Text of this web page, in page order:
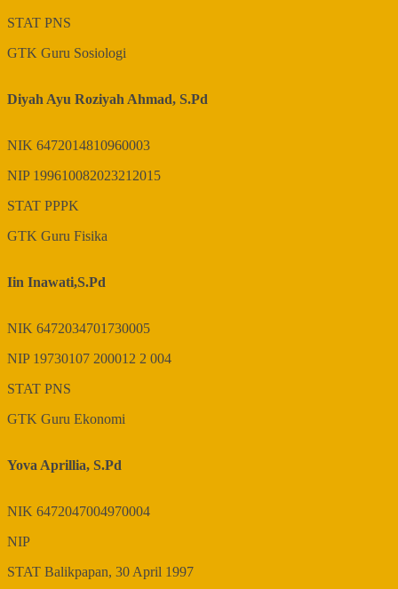
STAT PNS
GTK Guru Sosiologi
Diyah Ayu Roziyah Ahmad, S.Pd
NIK 6472014810960003
NIP 199610082023212015
STAT PPPK
GTK Guru Fisika
Iin Inawati,S.Pd
NIK 6472034701730005
NIP 19730107 200012 2 004
STAT PNS
GTK Guru Ekonomi
Yova Aprillia, S.Pd
NIK 6472047004970004
NIP
STAT Balikpapan, 30 April 1997